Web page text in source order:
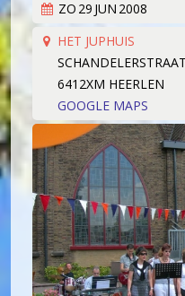
Koorleden
Begeleidingsband
Bestuur
Lid worden
Boekingen
Geschiedenis
Geschiedenis
Hoe het begon (1981)
Een 'echt' koor (1983)
Werken aan kwaliteit (1994)
Sponsorkliks
ZO 29 JUN 2008
HET JUPHUIS
6412XM HEERLEN
GOOGLE MAPS